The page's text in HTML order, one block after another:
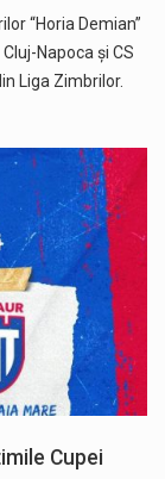
“Horia Demian”
Napoca și CS
Liga Zimbrilor.
Cupei